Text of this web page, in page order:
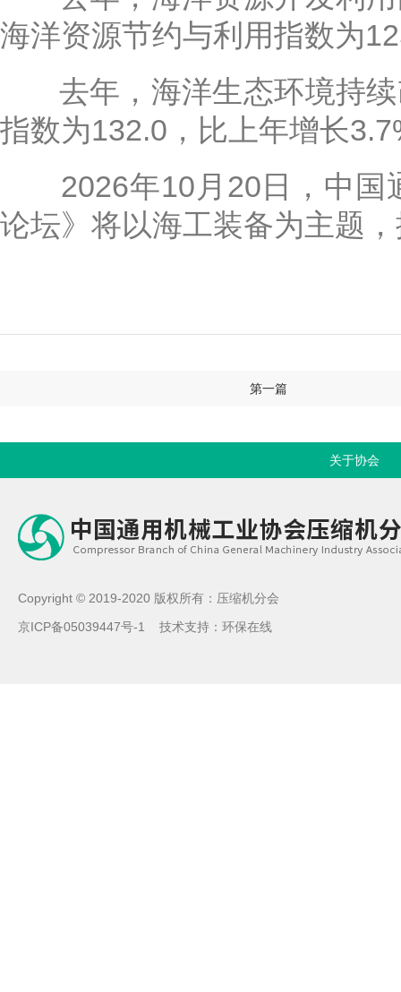
海洋资源节约与利用指数为
去年，海洋生态环境持续
指数为132.0，比上年增长
2026年10月20日，中国
论坛》将以海工装备为主题
第一篇
关于协会
Copyright © 2019-2020 版权所有：压缩机分会
京ICP备05039447号-1
技术支持： 环保在线